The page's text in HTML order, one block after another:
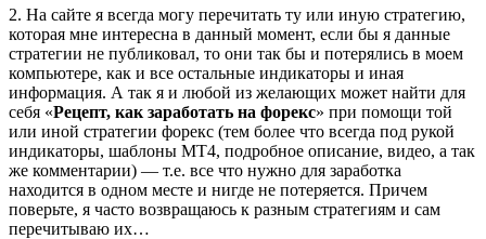
2. На сайте я всегда могу перечитать ту или иную стратегию,
которая мне интересна в данный момент, если бы я данные
стратегии не публиковал, то они так бы и потерялись в моем
компьютере, как и все остальные индикаторы и иная
информация. А так я и любой из желающих может найти для
себя «Рецепт, как заработать на форекс» при помощи той
или иной стратегии форекс (тем более что всегда под рукой
индикаторы, шаблоны МТ4, подробное описание, видео, а так
же комментарии) — т.е. все что нужно для заработка
находится в одном месте и нигде не потеряется. Причем
поверьте, я часто возвращаюсь к разным стратегиям и сам
перечитываю их…